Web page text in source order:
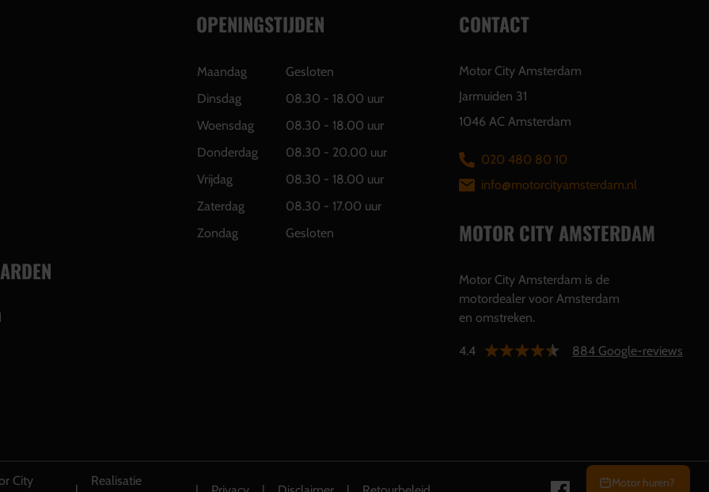
OPENINGSTIJDEN
Maandag
Gesloten
Dinsdag
08.30 - 18.00 uur
Woensdag
08.30 - 18.00 uur
Donderdag
08.30 - 20.00 uur
Vrijdag
08.30 - 18.00 uur
Zaterdag
08.30 - 17.00 uur
Zondag
Gesloten
CONTACT
Motor City Amsterdam
Jarmuiden 31
1046 AC Amsterdam
020 480 80 10
info@motorcityamsterdam.nl
MOTOR CITY AMSTERDAM
Motor City Amsterdam is de
motordealer voor Amsterdam
en omstreken.
4.4 884 Google-reviews
City Realisatie Motor huren?